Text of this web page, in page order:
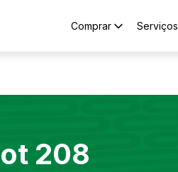
Comprar Serviços
208